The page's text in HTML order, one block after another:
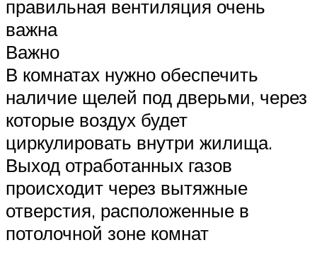
правильная вентиляция очень
важна
Важно
В комнатах нужно обеспечить
наличие щелей под дверьми, через
которые воздух будет
циркулировать внутри жилища.
Выход отработанных газов
происходит через вытяжные
отверстия, расположенные в
потолочной зоне комнат